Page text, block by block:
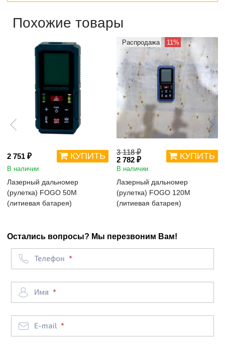
Похожие товары
2 751 ₽ КУПИТЬ
В наличии
Лазерный дальномер
(рулетка) FOGO 50M
(литиевая батарея)
Распродажа 11%
3 118 ₽
2 782 ₽
КУПИТЬ
В наличии
Лазерный дальномер
(рулетка) FOGO 120M
(литиевая батарея)
Остались вопросы? Мы перезвоним Вам!
Телефон
Имя
E-mail